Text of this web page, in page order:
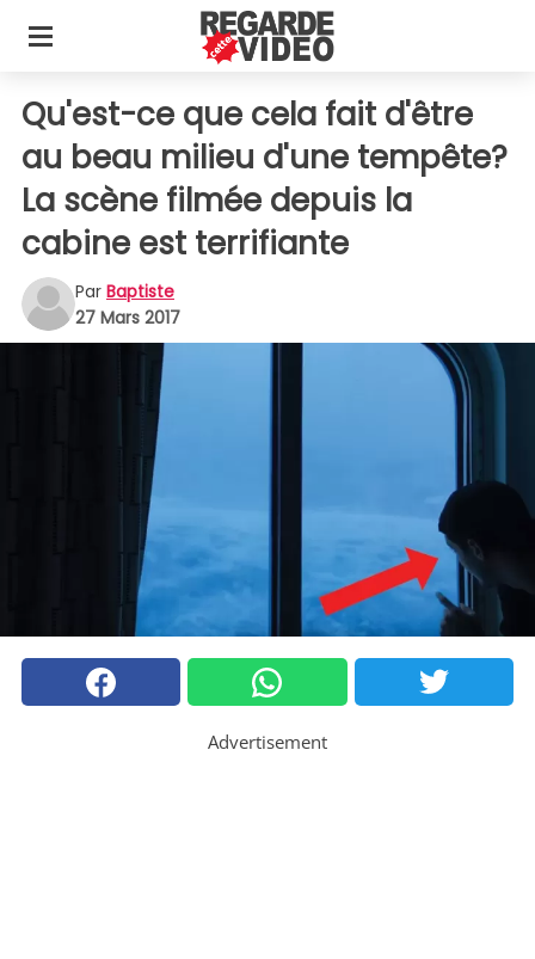
Qu'est-ce que cela fait d'être
au beau milieu d'une tempête?
La scène filmée depuis la
cabine est terrifiante
Par Baptiste
27 Mars 2017
Advertisement